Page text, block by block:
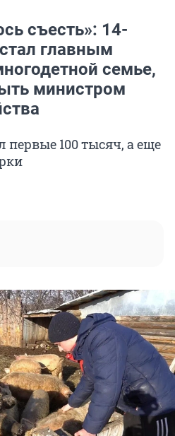
съесть»: 14-
главным
семье,
министром
первые 100 тысяч, а еще